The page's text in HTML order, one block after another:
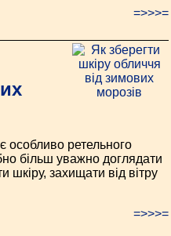
=>>>=
особливо ретельного
більш уважно доглядати
шкіру, захищати від вітру
=>>>=